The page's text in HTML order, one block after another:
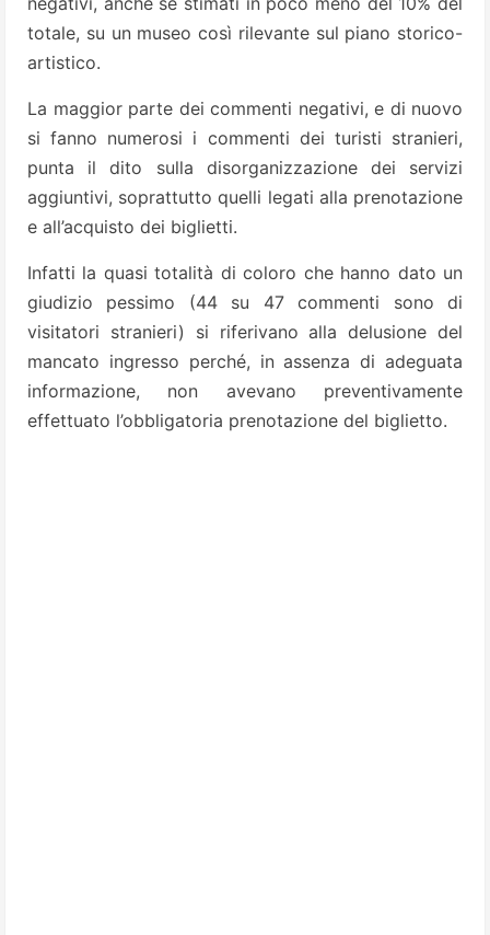
totale, su un museo così rilevante sul piano storico-
artistico.
La maggior parte dei commenti negativi, e di nuovo
si fanno numerosi i commenti dei turisti stranieri,
punta il dito sulla disorganizzazione dei servizi
aggiuntivi, soprattutto quelli legati alla prenotazione
e all’acquisto dei biglietti.
Infatti la quasi totalità di coloro che hanno dato un
giudizio pessimo (44 su 47 commenti sono di
visitatori stranieri) si riferivano alla delusione del
mancato ingresso perché, in assenza di adeguata
informazione, non avevano preventivamente
effettuato l’obbligatoria prenotazione del biglietto.